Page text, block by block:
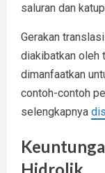
saluran dan
Gerakan
diakibatkan oleh
dimanfaatkan
contoh-contoh
selengkapnya